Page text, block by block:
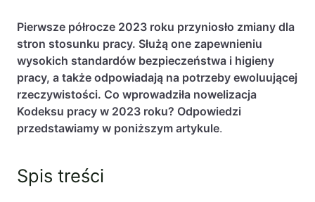
Ochrona majątku i planowanie podatkowe
Doradztwo sukcesyjne
Ochrona majątku
Planowanie podatkowe
Restrukturyzacje
przedsiębiorców poza granicami RP
Pierwsze półrocze 2023 roku przyniosło zmiany dla
stron stosunku pracy. Służą one zapewnieniu
wysokich standardów bezpieczeństwa i higieny
pracy, a także odpowiadają na potrzeby ewoluującej
rzeczywistości. Co wprowadziła nowelizacja
Kodeksu pracy w 2023 roku? Odpowiedzi
przedstawiamy w poniższym artykule.
Spis treści